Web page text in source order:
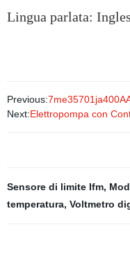
Lingua parlata:
Previous:
Next:Elettropompa con
Sensore di limite Ifm,
temperatura, Voltmetro